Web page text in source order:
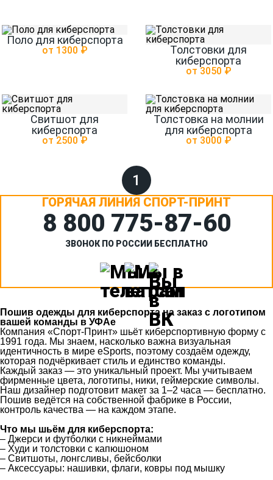
Поло для киберспорта
от 1300 ₽
Толстовки для
киберспорта
от 3050 ₽
Свитшот для
киберспорта
от 2500 ₽
Толстовка на молнии
для киберспорта
от 3000 ₽
1
ГОРЯЧАЯ ЛИНИЯ СПОРТ-ПРИНТ
8 800 775‑87-60
ЗВОНОК ПО РОССИИ БЕСПЛАТНО
Пошив одежды для киберспорта на заказ с логотипом
вашей команды в УФАе
Компания «Спорт‑Принт» шьёт киберспортивную форму с
1991 года. Мы знаем, насколько важна визуальная
идентичность в мире eSports, поэтому создаём одежду,
которая подчёркивает стиль и единство команды.
Каждый заказ — это уникальный проект. Мы учитываем
фирменные цвета, логотипы, ники, геймерские символы.
Наш дизайнер подготовит макет за 1–2 часа — бесплатно.
Пошив ведётся на собственной фабрике в России,
контроль качества — на каждом этапе.
Что мы шьём для киберспорта:
– Джерси и футболки с никнеймами
– Худи и толстовки с капюшоном
– Свитшоты, лонгсливы, бейсболки
– Аксессуары: нашивки, флаги, ковры под мышку